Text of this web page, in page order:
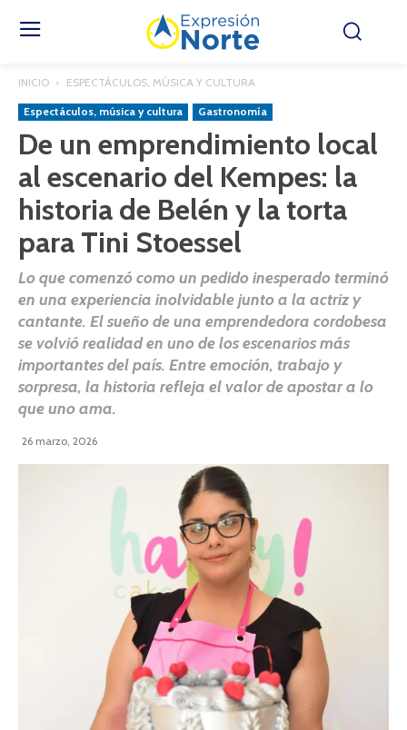
INICIO ESPECTÁCULOS, MÚSICA Y CULTURA
Espectáculos, música y cultura Gastronomía
De un emprendimiento local
al escenario del Kempes: la
historia de Belén y la torta
para Tini Stoessel
Lo que comenzó como un pedido inesperado terminó
en una experiencia inolvidable junto a la actriz y
cantante. El sueño de una emprendedora cordobesa
se volvió realidad en uno de los escenarios más
importantes del país. Entre emoción, trabajo y
sorpresa, la historia refleja el valor de apostar a lo
que uno ama.
26 marzo, 2026